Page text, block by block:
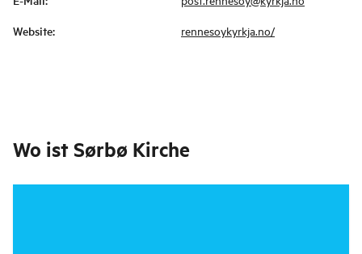
Website: rennesoykyrkja.no/
Wo ist Sørbø Kirche